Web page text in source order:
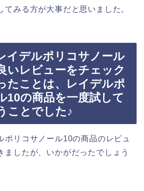
てみる方が大事だと思いました。
イデルポリコサノール
いレビューをチェック
たことは、レイデルポ
10の商品を一度試して
ことでした♪
ポリコサノール10の商品のレビュ
ましたが、いかがだったでしょう